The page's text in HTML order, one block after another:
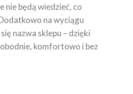
na wyciągu
nazwa sklepu – dzięki
komfortowo i bez